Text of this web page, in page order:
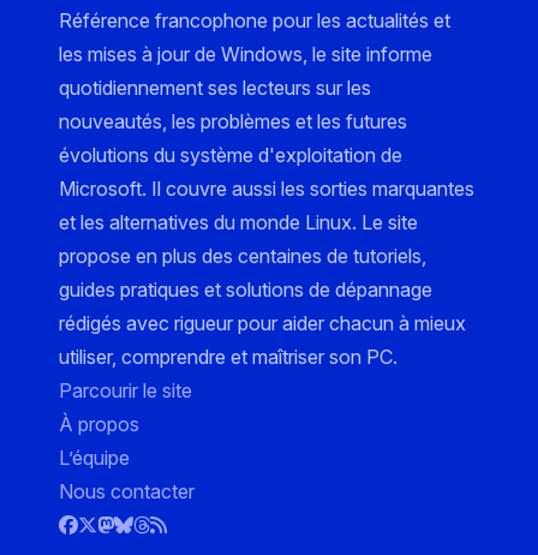
Référence francophone pour les actualités et
les mises à jour de Windows, le site informe
quotidiennement ses lecteurs sur les
nouveautés, les problèmes et les futures
évolutions du système d'exploitation de
Microsoft. Il couvre aussi les sorties marquantes
et les alternatives du monde Linux. Le site
propose en plus des centaines de tutoriels,
guides pratiques et solutions de dépannage
rédigés avec rigueur pour aider chacun à mieux
utiliser, comprendre et maîtriser son PC.
Parcourir le site
À propos
L’équipe
Nous contacter